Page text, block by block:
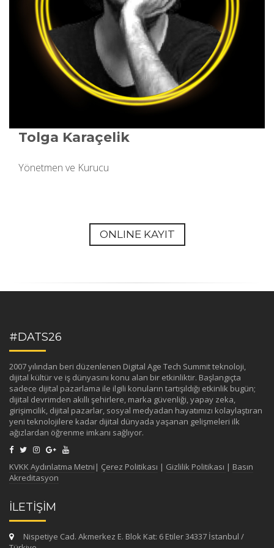
Tolga Karaçelik
Yönetmen ve Kurucu
ONLINE KAYIT
#DATS26
2007 yılından beri düzenlenen Digital Age Tech Summit teknoloji,
dijital kültür ve iş dünyasını konu alan bir etkinliktir. Başlangıçta
sadece dijital pazarlama ile ilgili konuların tartışıldığı etkinlik bugün;
dijital devrimden akıllı şehirlere, marka güvenliği, yapay zeka,
girişimcilik, dijital pazarlar, sosyal medyadan hayatımızı kolaylaştıran
yeni teknolojilere kadar dijital dünyada yaşanan gelişmeleri ilk
ağızlardan öğrenme imkanı sağlıyor.
KVKK Aydınlatma Metni | Çerez Politikası | Gizlilik Politikası | Basın
Akreditasyon
İLETİŞİM
Nispetiye Cad. Akmerkez E. Blok Kat: 6 Etiler 34337 İstanbul /